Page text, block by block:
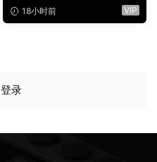
频课程 中文字幕（16149）
18小时前 VIP
登录